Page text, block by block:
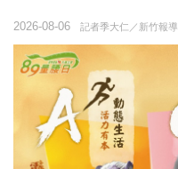
記者季大仁／新竹報導
2026-08-06